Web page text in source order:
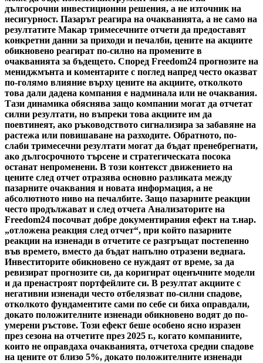
дългосрочни инвестиционни решения, а не източник на
несигурност. Пазарът реагира на очакванията, а не само на
резултатите Макар тримесечните отчети да предоставят
конкретни данни за приходи и печалби, цените на акциите
обикновено реагират по-силно на промените в
очакванията за бъдещето. Според Freedom24 прогнозите на
мениджмънта и коментарите с поглед напред често оказват
по-голямо влияние върху цените на акциите, отколкото
това дали дадена компания е надминала или не очаквания.
Тази динамика обяснява защо компании могат да отчетат
силни резултати, но въпреки това акциите им да
поевтинеят, ако ръководството сигнализира за забавяне на
растежа или повишаване на разходите. Обратното, по-
слаби тримесечни резултати могат да бъдат пренебрегнати,
ако дългосрочното търсене и стратегическата посока
останат непроменени. В този контекст движението на
цените след отчет отразява основно разликата между
пазарните очаквания и новата информация, а не
абсолютното ниво на печалбите. Защо пазарните реакции
често продължават и след отчета Анализаторите на
Freedom24 посочват добре документирания ефект на т.нар.
„отложена реакция след отчет“, при който пазарните
реакции на изненади в отчетите се разгръщат постепенно
във времето, вместо да бъдат напълно отразени веднага.
Инвеститорите обикновено се нуждаят от време, за да
ревизират прогнозите си, да коригират оценъчните модели
и да пренастроят портфейлите си. В резултат акциите с
негативни изненади често отбелязват по-силни спадове,
отколкото фундаментите сами по себе си биха оправдали,
докато положителните изненади обикновено водят до по-
умерени ръстове. Този ефект беше особено ясно изразен
през сезона на отчетите през 2025 г., когато компаниите,
които не оправдаха очакванията, отчетоха средни спадове
на цените от близо 5%, докато положителните изненади